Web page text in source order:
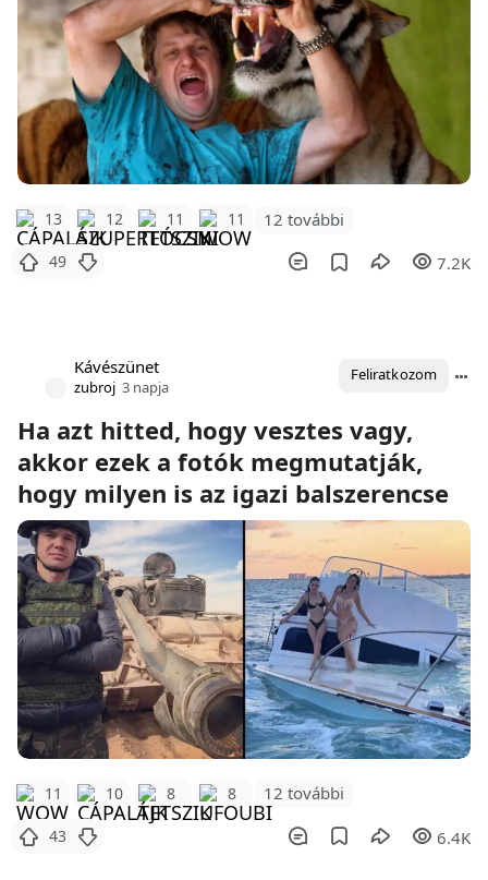
13 12 11 11 12 további
49 7.2K
Kávészünet
zubroj 3 napja
Feliratkozom
Ha azt hitted, hogy vesztes vagy,
akkor ezek a fotók megmutatják,
hogy milyen is az igazi balszerencse
11 10 8 8 12 további
43 6.4K